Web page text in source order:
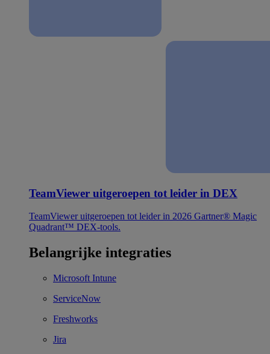
TeamViewer uitgeroepen tot leider in DEX
TeamViewer uitgeroepen tot leider in 2026 Gartner® Magic
Quadrant™ DEX-tools.
Belangrijke integraties
Microsoft Intune
ServiceNow
Freshworks
Jira